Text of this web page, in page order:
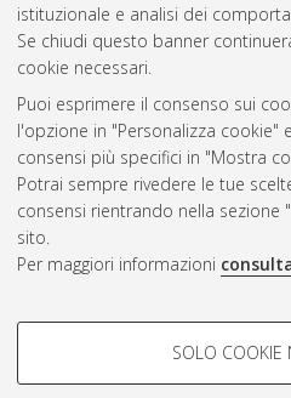
istituzionale e analisi dei
Se chiudi questo banner
cookie necessari.
Puoi esprimere il consenso sui
l'opzione in "Personalizza cookie"
consensi più specifici in "Mostra
Potrai sempre rivedere le tue
consensi rientrando nella sezione
sito.
Per maggiori informazioni
COOKIE DI PROFILAZIONE -
SOLO COOKIE
Atom
Rss 1.0
Rss 2.0
ISSN: 2038-7946
Impostazioni Cookie
Informativa sulla privacy
Condizioni d’uso del sito